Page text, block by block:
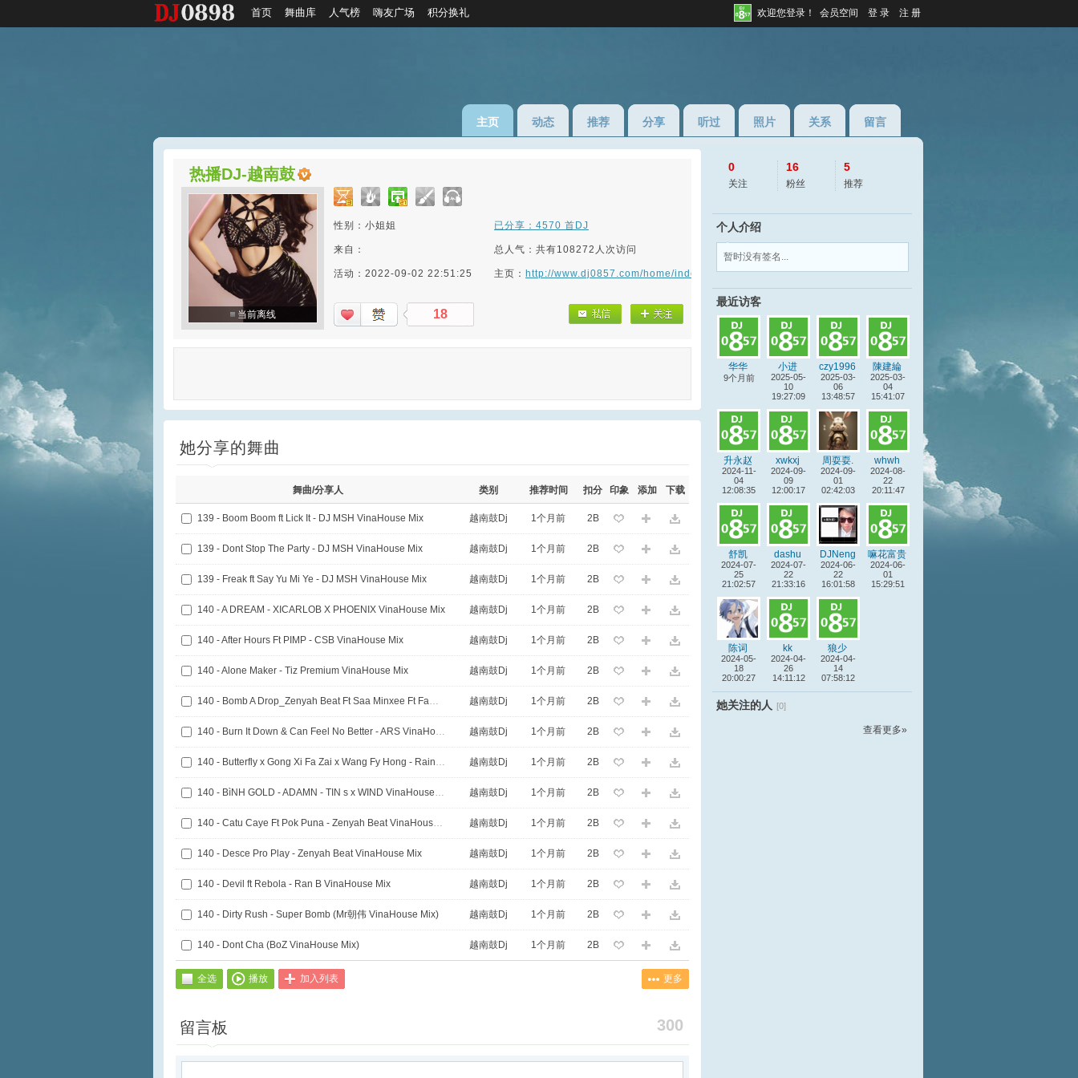
首页 舞曲库 人气榜 嗨友广场 积分换礼 欢迎您登录！ 会员空间 登 录 注 册
主页 动态 推荐 分享 听过 照片 关系 留言
热播DJ-越南鼓
当前离线
性别：小姐姐 已分享：4570 首DJ
来自： 总人气：共有108272人次访问
活动：2022-09-02 22:51:25 主页： http://www.dj0857.com/home/index/VINAHOUSE
18
她分享的舞曲
舞曲/分享人 类别 推荐时间 扣分 印象 添加 下载
139 - Boom Boom ft Lick It - DJ MSH VinaHouse Mix 越南鼓Dj 1个月前 2B
139 - Dont Stop The Party - DJ MSH VinaHouse Mix 越南鼓Dj 1个月前 2B
139 - Freak ft Say Yu Mi Ye - DJ MSH VinaHouse Mix 越南鼓Dj 1个月前 2B
140 - A DREAM - XICARLOB X PHOENIX VinaHouse Mix 越南鼓Dj 1个月前 2B
140 - After Hours Ft PIMP - CSB VinaHouse Mix 越南鼓Dj 1个月前 2B
140 - Alone Maker - Tiz Premium VinaHouse Mix 越南鼓Dj 1个月前 2B
140 - Bomb A Drop_Zenyah Beat Ft Saa Minxee Ft Family Bass VinaHouse Mix 越南鼓Dj 1个月前 2B
140 - Burn It Down & Can Feel No Better - ARS VinaHouse Mix 越南鼓Dj 1个月前 2B
140 - Butterfly x Gong Xi Fa Zai x Wang Fy Hong - Rain BeNz VinaHouse Mix 越南鼓Dj 1个月前 2B
140 - BìNH GOLD - ADAMN - TIN s x WIND VinaHouse Mix 越南鼓Dj 1个月前 2B
140 - Catu Caye Ft Pok Puna - Zenyah Beat VinaHouse Mix 越南鼓Dj 1个月前 2B
140 - Desce Pro Play - Zenyah Beat VinaHouse Mix 越南鼓Dj 1个月前 2B
140 - Devil ft Rebola - Ran B VinaHouse Mix 越南鼓Dj 1个月前 2B
140 - Dirty Rush - Super Bomb (Mr朝伟 VinaHouse Mix) 越南鼓Dj 1个月前 2B
140 - Dont Cha (BoZ VinaHouse Mix) 越南鼓Dj 1个月前 2B
全选 播放 加入列表 更多
留言板 300
0
关注
16
粉丝
5
推荐
个人介绍
◆
◆
暂时没有签名...
最近访客
华华
9个月前
小进
2025-05-
10
19:27:09
czy1996
2025-03-
06
13:48:57
陳建綸
2025-03-
04
15:41:07
升永赵
2024-11-
04
12:08:35
xwkxj
2024-09-
09
12:00:17
周耍耍.
2024-09-
01
02:42:03
whwh
2024-08-
22
20:11:47
舒凯
2024-07-
25
21:02:57
dashu
2024-07-
22
21:33:16
DJNeng
2024-06-
22
16:01:58
嘛花富贵
2024-06-
01
15:29:51
陈词
2024-05-
18
20:00:27
kk
2024-04-
26
14:11:12
狼少
2024-04-
14
07:58:12
她关注的人 [0]
查看更多»